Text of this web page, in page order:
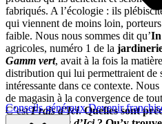
Conseils générauxDevenir
fabriqués. A l’écologie : ils
qui viennent de moins loin,
faible. Nous nous sommes dit qu’
agricoles, numéro 1 de la
Gamm vert, avait à la fois la
distribution qui lui permettraient de
intéressante dans ce contexte.
de magasin à la convergence de
C’estFrais d’Ici.Quelles sont